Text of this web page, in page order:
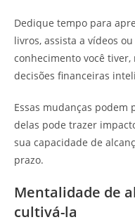
Dedique tempo para
livros, assista a vídeos
conhecimento você
decisões financeiras
Essas mudanças podem
delas pode trazer
sua capacidade de
prazo.
Mentalidade de
cultivá-la